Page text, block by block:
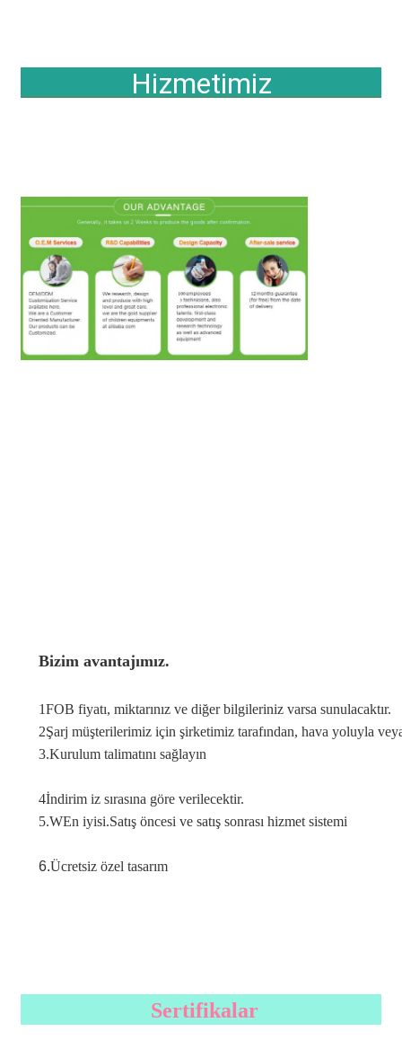
Hizmetimiz
Bizim avantajımız.
1FOB fiyatı, miktarınız ve diğer bilgileriniz varsa sunulacaktır.
2Şarj müşterilerimiz için şirketimiz tarafından, hava yoluyla
3.Kurulum talimatını sağlayın
4İndirim iz sırasına göre verilecektir.
5.WEn iyisi.Satış öncesi ve satış sonrası hizmet sistemi
6.Ücretsiz özel tasarım
Sertifikalar